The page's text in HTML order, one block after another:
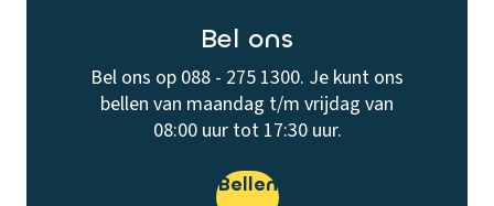
Bel ons
Bel ons op 088 - 275 1300. Je kunt ons
bellen van maandag t/m vrijdag van
08:00 uur tot 17:30 uur.
Bellen